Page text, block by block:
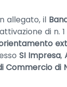
allegato, il
di n. 1
SI Impresa,
Commercio di